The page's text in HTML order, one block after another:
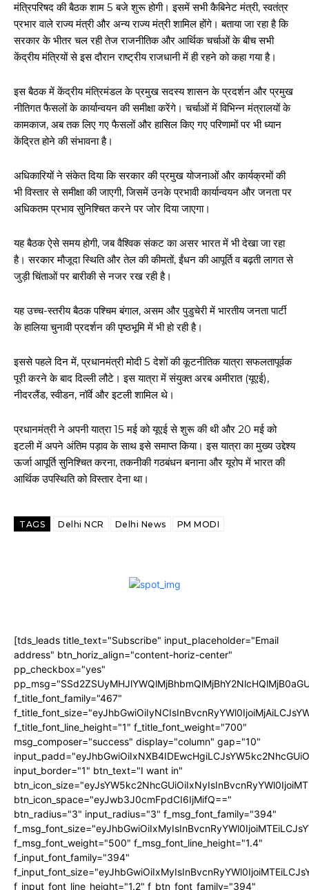
मंत्रिपरिषद की बैठक शाम 5 बजे शुरू होगी। इसमें सभी कैबिनेट मंत्री, स्वतंत्र
प्रभार वाले राज्य मंत्री और अन्य राज्य मंत्री शामिल होंगे। बताया जा रहा है कि
सरकार के भीतर चल रही तेज राजनीतिक और आर्थिक चर्चाओं के बीच सभी
केंद्रीय मंत्रियों से इस दौरान राष्ट्रीय राजधानी में ही रहने को कहा गया है।
इस बैठक में केंद्रीय मंत्रिमंडल के प्रमुख सदस्य शासन के प्रदर्शन और प्रमुख
नीतिगत फैसलों के कार्यान्वयन की समीक्षा करेंगे। चर्चाओं में विभिन्न मंत्रालयों के
कामकाज, अब तक लिए गए फैसलों और हासिल किए गए परिणामों पर भी ध्यान
केंद्रित होने की संभावना है।
अधिकारियों ने संकेत दिया कि सरकार की प्रमुख योजनाओं और कार्यक्रमों की
भी विस्तार से समीक्षा की जाएगी, जिसमें उनके प्रभावी कार्यान्वयन और जनता पर
अधिकतम प्रभाव सुनिश्चित करने पर जोर दिया जाएगा।
यह बैठक ऐसे समय होगी, जब वैश्विक संकट का असर भारत में भी देखा जा रहा
है। सरकार मौजूदा स्थिति और तेल की कीमतों, ईंधन की आपूर्ति व बढ़ती लागत से
जुड़ी चिंताओं पर बारीकी से नजर रख रही है।
यह उच्च-स्तरीय बैठक पश्चिम बंगाल, असम और पुडुचेरी में भारतीय जनता पार्टी
के हालिया चुनावी प्रदर्शन की पृष्ठभूमि में भी हो रही है।
इससे पहले दिन में, प्रधानमंत्री मोदी 5 देशों की कूटनीतिक यात्रा सफलतापूर्वक
पूरी करने के बाद दिल्ली लौटे। इस यात्रा में संयुक्त अरब अमीरात (यूएई),
नीदरलैंड, स्वीडन, नॉर्वे और इटली शामिल थे।
प्रधानमंत्री ने अपनी यात्रा 15 मई को यूएई से शुरू की थी और 20 मई को
इटली में अपने अंतिम पड़ाव के साथ इसे समाप्त किया। इस यात्रा का मुख्य उद्देश्य
ऊर्जा आपूर्ति सुनिश्चित करना, तकनीकी गठबंधन बनाना और यूरोप में भारत की
आर्थिक उपस्थिति को विस्तार देना था।
TAGS Delhi NCR Delhi News PM MODI
[tds_leads title_text="Subscribe" input_placeholder="Email
address" btn_horiz_align="content-horiz-center"
pp_checkbox="yes"
f_title_font_family="467"
f_title_font_line_height="1" f_title_font_weight="700"
msg_composer="success" display="column" gap="10"
input_border="1" btn_text="I want in"
btn_icon_space="eyJwb3J0cmFpdCI6IjMifQ=="
btn_radius="3" input_radius="3" f_msg_font_family="394"
f_msg_font_weight="500" f_msg_font_line_height="1.4"
f_input_font_family="394"
f_input_font_line_height="1.2" f_btn_font_family="394"